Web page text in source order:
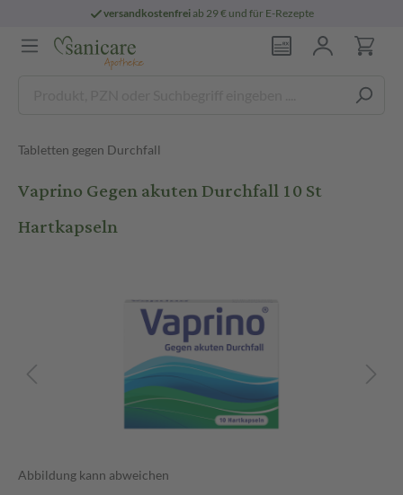
versandkostenfreiab 29 € und für E-Rezepte
Tabletten gegen Durchfall
Vaprino Gegen akuten Durchfall 10 St
Hartkapseln
Abbildung kann abweichen